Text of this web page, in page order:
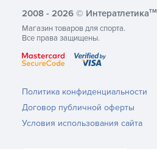
2008 - 2026 © Интератлетикатм
Магазин товаров для спорта.
Все права защищены.
Политика конфиденциальности
Договор публичной оферты
Условия использования сайта